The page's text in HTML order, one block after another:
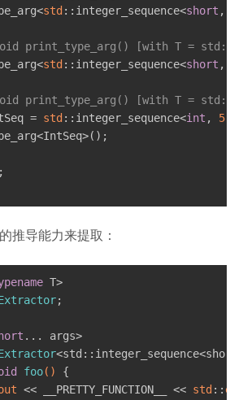
std ::integer_sequence<short ,
print_type_arg() [with T =
std ::integer_sequence<short ,
print_type_arg() [with T =
= std ::integer_sequence<int , 5
;
推导能力来提取：
T>
;
... args>
foo()
{
<< __PRETTY_FUNCTION__ << std ::